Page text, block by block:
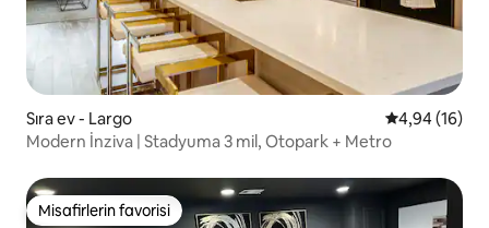
Sıra ev - Largo 5 üzerinden
4,94 (16)
Modern İnziva | Stadyuma 3 mil, Otopark + Metro
Misafirlerin favorisi
Misafirlerin favorisi